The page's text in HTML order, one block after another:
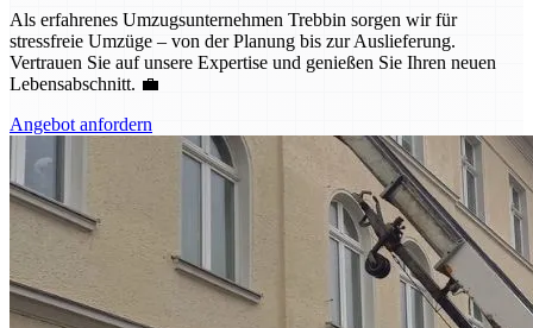
Als erfahrenes Umzugsunternehmen Trebbin sorgen wir für
stressfreie Umzüge – von der Planung bis zur Auslieferung.
Vertrauen Sie auf unsere Expertise und genießen Sie Ihren neuen
Lebensabschnitt. 💼
Angebot anfordern